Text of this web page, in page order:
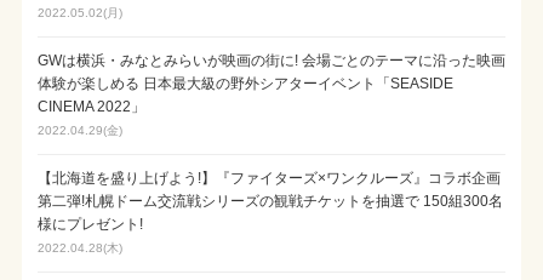
2022.05.02(月)
GWは横浜・みなとみらいが映画の街に! 会場ごとのテーマに沿った映画
体験が楽しめる 日本最大級の野外シアターイベント「SEASIDE
CINEMA 2022」
2022.04.29(金)
【北海道を盛り上げよう!】『ファイターズ×ワンクルーズ』コラボ企画
第二弾!札幌ドーム交流戦シリーズの観戦チケットを抽選で 150組300名
様にプレゼント!
2022.04.28(木)